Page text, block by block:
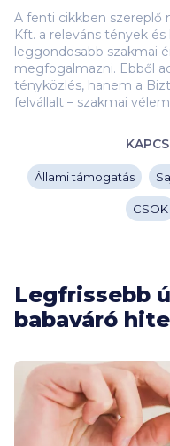
A fenti cikkben szereplő
Kft. a releváns tények
leggondosabb szakmai
megfogalmazni. Ebből
tényközlés, hanem a
felvállalt – szakmai
Állami támogatás
CSOK
Legfrissebb
babaváró